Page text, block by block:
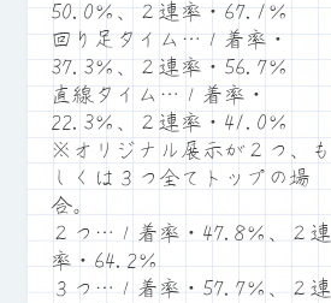
50.0％、２連率・67.1％
回り足タイム…１着率・
37.3％、２連率・56.7％
直線タイム…１着率・
22.3％、２連率・41.0％
※オリジナル展示が２つ、も
しくは３つ全てトップの場
合。
２つ…１着率・47.8％、２連
率・64.2％
３つ…１着率・57.7％、２連